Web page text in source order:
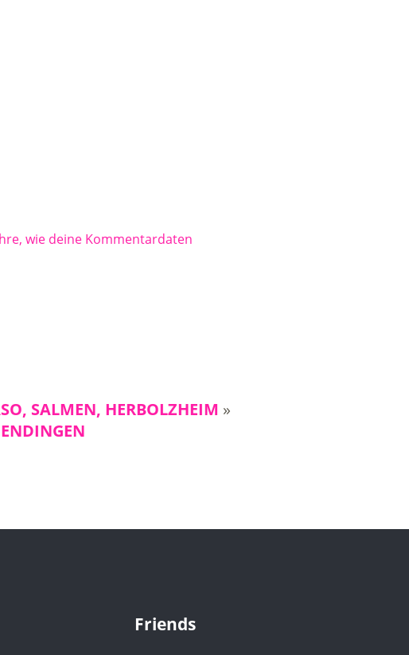
wie deine Kommentardaten
SALMEN, HERBOLZHEIM »
Friends